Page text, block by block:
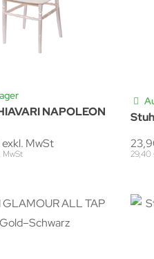
NAPOLEON
MwSt
MwSt 29,40